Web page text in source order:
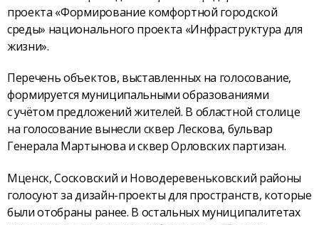
проекта «Формирование комфортной городской
среды» национального проекта «Инфраструктура для
жизни».
Перечень объектов, выставленных на голосование,
формируется муниципальными образованиями
с учётом предложений жителей. В областной столице
на голосование вынесли сквер Лескова, бульвар
Генерала Мартынова и сквер Орловских партизан.
Мценск, Сосковский и Новодеревеньковский районы
голосуют за дизайн-проекты для пространств, которые
были отобраны ранее. В остальных муниципалитетах